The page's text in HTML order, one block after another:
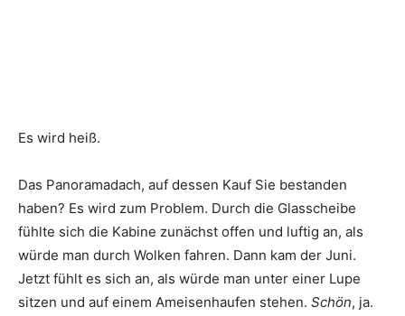
Es wird heiß.
Das Panoramadach, auf dessen Kauf Sie bestanden
haben? Es wird zum Problem. Durch die Glasscheibe
fühlte sich die Kabine zunächst offen und luftig an, als
würde man durch Wolken fahren. Dann kam der Juni.
Jetzt fühlt es sich an, als würde man unter einer Lupe
sitzen und auf einem Ameisenhaufen stehen. Schön, ja.